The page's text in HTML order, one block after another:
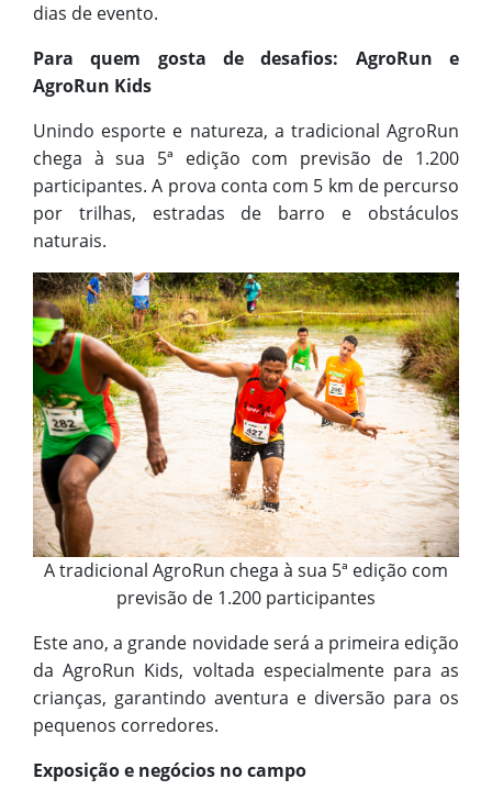
dias de evento.
Para quem gosta de desafios: AgroRun e
AgroRun Kids
Unindo esporte e natureza, a tradicional AgroRun
chega à sua 5ª edição com previsão de 1.200
participantes. A prova conta com 5 km de percurso
por trilhas, estradas de barro e obstáculos
naturais.
A tradicional AgroRun chega à sua 5ª edição com
previsão de 1.200 participantes
Este ano, a grande novidade será a primeira edição
da AgroRun Kids, voltada especialmente para as
crianças, garantindo aventura e diversão para os
pequenos corredores.
Exposição e negócios no campo